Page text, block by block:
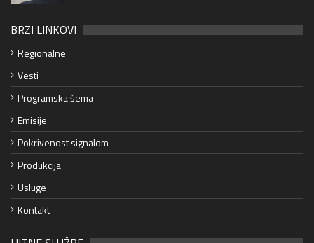
BRZI LINKOVI
Regionalne
Vesti
Programska šema
Emisije
Pokrivenost signalom
Produkcija
Usluge
Kontakt